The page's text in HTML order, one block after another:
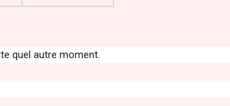
quel autre moment.